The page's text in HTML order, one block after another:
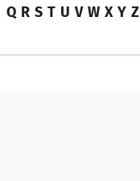
Q R S T U V W X Y Z